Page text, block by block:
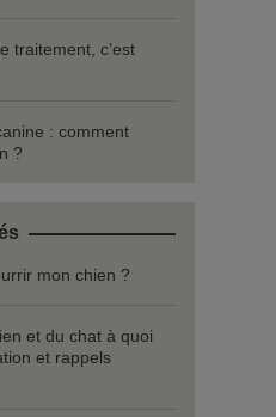
traitement, c’est
: comment
?
mon chien ?
et du chat à quoi
et rappels